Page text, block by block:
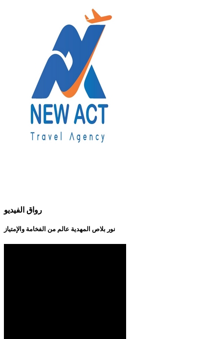
رواق الفيديو
نور بلاص المهدية عالم من الفخامة والإمتياز